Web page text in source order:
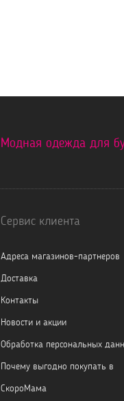
Модная одежда для
Сервис клиента
Адреса магазинов-партнеров
Доставка
Контакты
Новости и акции
Обработка персональных
Почему выгодно покупать в
СкороМама